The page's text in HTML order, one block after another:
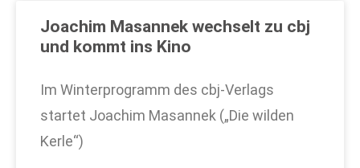
Joachim Masannek wechselt zu cbj
und kommt ins Kino
Im Winterprogramm des cbj-Verlags
startet Joachim Masannek („Die wilden
Kerle“)